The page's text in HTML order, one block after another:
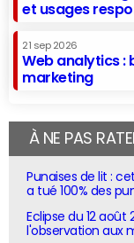
et usages
21 sep 2026
Web analytics :
marketing
À NE PAS
Punaises de lit :
a tué 100% des
Eclipse du 12
l'observation aux